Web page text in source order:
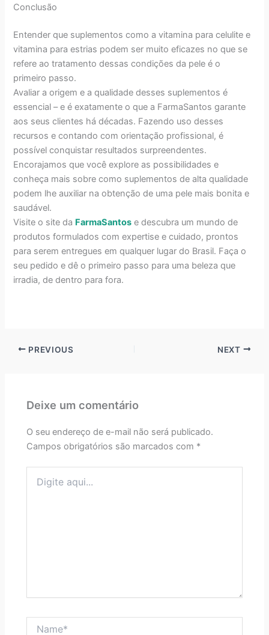
Conclusão
Entender que suplementos como a vitamina para celulite e
vitamina para estrias podem ser muito eficazes no que se
refere ao tratamento dessas condições da pele é o
primeiro passo.
Avaliar a origem e a qualidade desses suplementos é
essencial – e é exatamente o que a FarmaSantos garante
aos seus clientes há décadas. Fazendo uso desses
recursos e contando com orientação profissional, é
possível conquistar resultados surpreendentes.
Encorajamos que você explore as possibilidades e
conheça mais sobre como suplementos de alta qualidade
podem lhe auxiliar na obtenção de uma pele mais bonita e
saudável.
Visite o site da FarmaSantos e descubra um mundo de
produtos formulados com expertise e cuidado, prontos
para serem entregues em qualquer lugar do Brasil. Faça o
seu pedido e dê o primeiro passo para uma beleza que
irradia, de dentro para fora.
PREVIOUS NEXT
Deixe um comentário
O seu endereço de e-mail não será publicado.
Campos obrigatórios são marcados com *
aqui...